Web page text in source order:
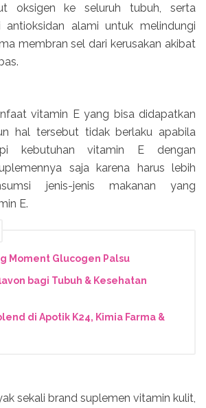
oksigen ke seluruh tubuh, serta
antioksidan alami untuk melindungi
membran sel dari kerusakan akibat
vitamin E yang bisa didapatkan
hal tersebut tidak berlaku apabila
kebutuhan vitamin E dengan
saja karena harus lebih
jenis-jenis makanan yang
E.
Moment Glucogen Palsu
bagi Tubuh & Kesehatan
di Apotik K24, Kimia Farma &
sekali brand suplemen vitamin kulit,